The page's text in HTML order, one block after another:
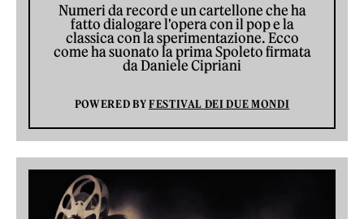
Numeri da record e un cartellone che ha
fatto dialogare l'opera con il pop e la
classica con la sperimentazione. Ecco
come ha suonato la prima Spoleto firmata
da Daniele Cipriani
POWERED BYFESTIVAL DEI DUE MONDI